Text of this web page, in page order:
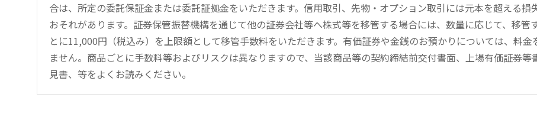
合は、所定の委託保証金または委託証拠金をいただきます。信用取引、先物・オプション取引には元本を超える損
おそれがあります。証券保管振替機構を通じて他の証券会社等へ株式等を移管する場合には、数量に応じて、移管
とに11,000円（税込み）を上限額として移管手数料をいただきます。有価証券や金銭のお預かりについては、料金
ません。商品ごとに手数料等およびリスクは異なりますので、当該商品等の契約締結前交付書面、上場有価証券等
見書、等をよくお読みください。